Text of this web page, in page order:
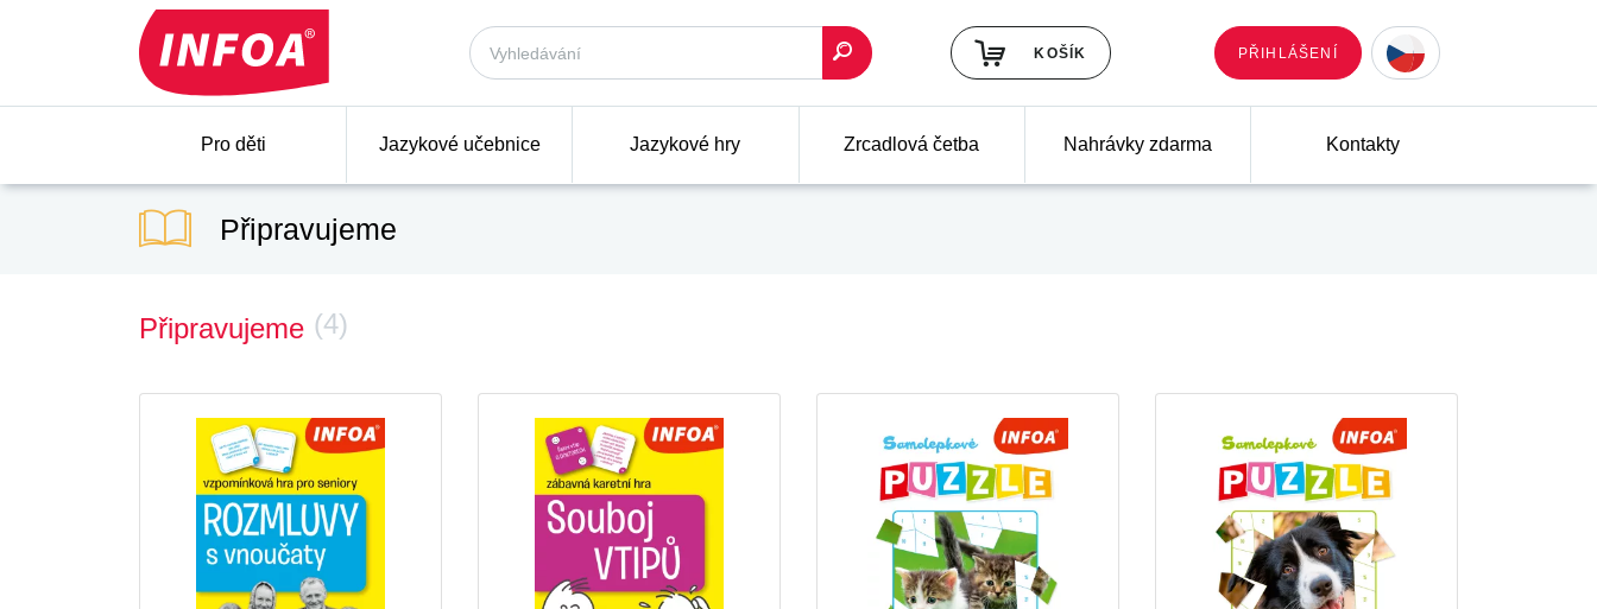
KOŠÍK PŘIHLÁŠENÍ
Pro děti Jazykové učebnice Jazykové hry Zrcadlová četba Nahrávky zdarma Kontakty
Připravujeme
Připravujeme (4)